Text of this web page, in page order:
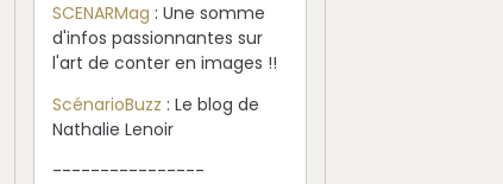
SCENARMag : Une somme
d'infos passionnantes sur
l'art de conter en images !!
ScénarioBuzz : Le blog de
Nathalie Lenoir
----------------